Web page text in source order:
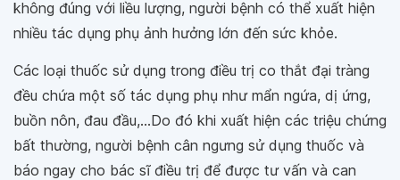
không đúng với liều lượng, người bệnh có thể xuất hiện
nhiều tác dụng phụ ảnh hưởng lớn đến sức khỏe.
Các loại thuốc sử dụng trong điều trị co thắt đại tràng
đều chứa một số tác dụng phụ như mẩn ngứa, dị ứng,
buồn nôn, đau đầu,...Do đó khi xuất hiện các triệu chứng
bất thường, người bệnh cân ngưng sử dụng thuốc và
báo ngay cho bác sĩ điều trị để được tư vấn và can